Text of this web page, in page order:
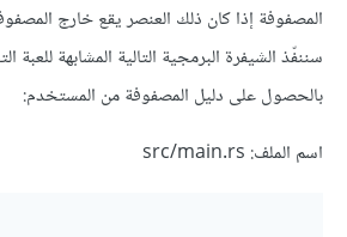
المصفوفة إذا كان ذلك العنصر يقع خارج
سننفّذ الشيفرة البرمجية التالية المشابهة للعبة
بالحصول على دليل المصفوفة من المستخدم:
اسم الملف: src/main.rs